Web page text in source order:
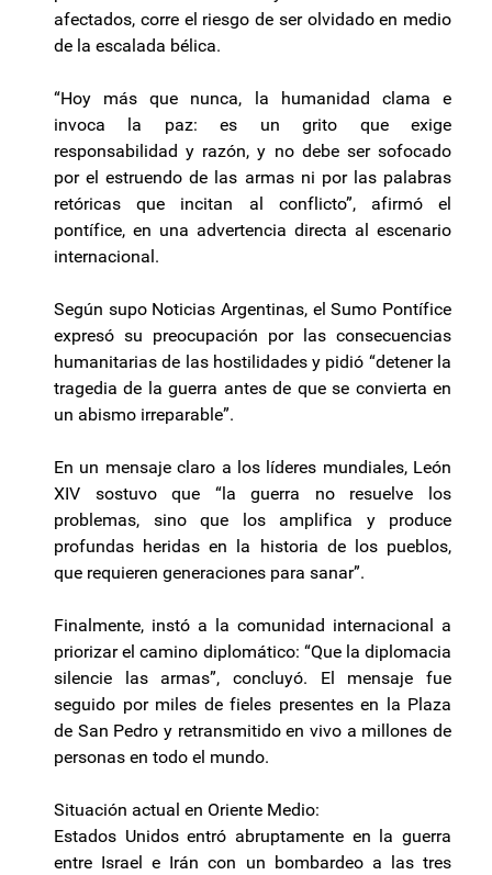
afectados, corre el riesgo de ser olvidado en medio
de la escalada bélica.
“Hoy más que nunca, la humanidad clama e
invoca la paz: es un grito que exige
responsabilidad y razón, y no debe ser sofocado
por el estruendo de las armas ni por las palabras
retóricas que incitan al conflicto”, afirmó el
pontífice, en una advertencia directa al escenario
internacional.
Según supo Noticias Argentinas, el Sumo Pontífice
expresó su preocupación por las consecuencias
humanitarias de las hostilidades y pidió “detener la
tragedia de la guerra antes de que se convierta en
un abismo irreparable”.
En un mensaje claro a los líderes mundiales, León
XIV sostuvo que “la guerra no resuelve los
problemas, sino que los amplifica y produce
profundas heridas en la historia de los pueblos,
que requieren generaciones para sanar”.
Finalmente, instó a la comunidad internacional a
priorizar el camino diplomático: “Que la diplomacia
silencie las armas”, concluyó. El mensaje fue
seguido por miles de fieles presentes en la Plaza
de San Pedro y retransmitido en vivo a millones de
personas en todo el mundo.
Situación actual en Oriente Medio:
Estados Unidos entró abruptamente en la guerra
entre Israel e Irán con un bombardeo a las tres